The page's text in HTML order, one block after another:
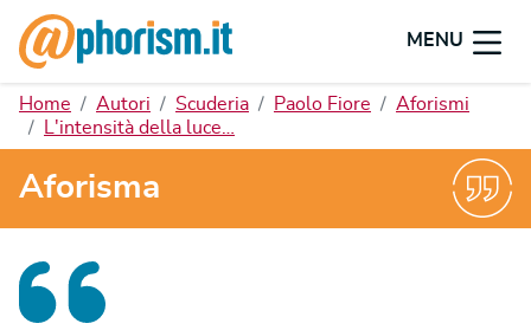
MENU
Home Autori Scuderia Paolo Fiore
Aforismi
L'intensità della luce…
Aforisma